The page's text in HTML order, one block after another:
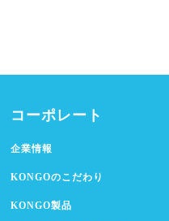
コーポレート
企業情報
KONGOのこだわり
KONGO製品